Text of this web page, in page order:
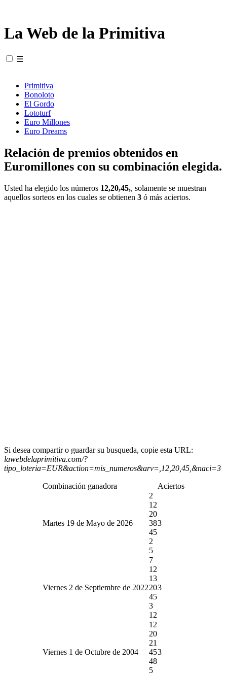
La Web de la Primitiva
☰
Primitiva
Bonoloto
El Gordo
Lototurf
Euro Millones
Euro Dreams
Relación de premios obtenidos en
Euromillones con su combinación elegida.
Usted ha elegido los números 12,20,45,, solamente se muestran
aquellos sorteos en los cuales se obtienen 3 ó más aciertos.
Si desea compartir o guardar su busqueda, copie esta URL:
lawebdelaprimitiva.com/?
tipo_loteria=EUR&action=mis_numeros&arv=,12,20,45,&naci=3
Combinación ganadora Aciertos
Martes 19 de Mayo de 2026
2
12
20
38
45
2
5
3
Viernes 2 de Septiembre de 2022
7
12
13
20
45
3
12
3
Viernes 1 de Octubre de 2004
12
20
21
45
48
5
3